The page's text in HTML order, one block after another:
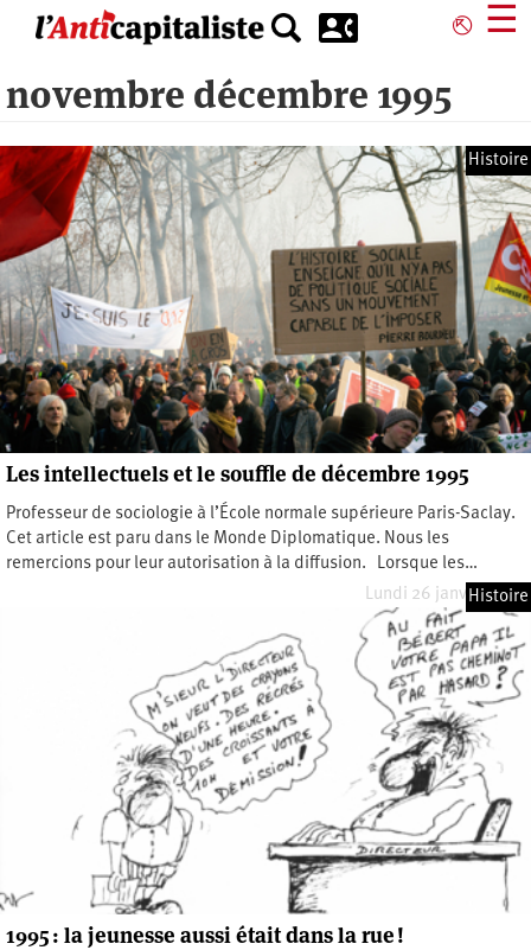
principal
⎋ ☰
novembre décembre 1995
Histoire
Les intellectuels et le souffle de décembre 1995
Professeur de sociologie à l’École normale supérieure Paris-Saclay.
Cet article est paru dans le Monde Diplomatique. Nous les
remercions pour leur autorisation à la diffusion. Lorsque les…
Lundi 26 janvier 2026
Histoire
1995 : la jeunesse aussi était dans la rue !